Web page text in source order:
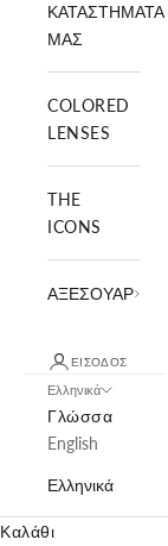
ΚΑΤΑΣΤΗΜΑΤΑ
ΜΑΣ
COLORED
LENSES
THE
ICONS
ΑΞΕΣΟΥΑΡ
ΕΊΣΟΔΟΣ
Ελληνικά
Γλώσσα
English
Ελληνικά
Καλάθι